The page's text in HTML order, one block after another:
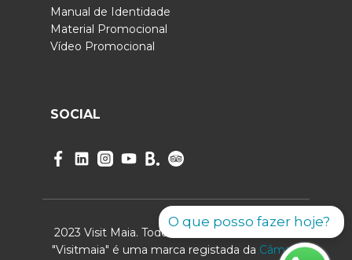
O que posso fazer hoje?
Manual de Identidade
Material Promocional
Vídeo Promocional
SOCIAL
2023 Visit Maia. Todos os direitos reservados.
"Visitmaia" é uma marca registada da Câmara